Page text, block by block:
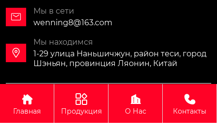

Мы в сети
wenning8@163.com

Мы находимся
1-29 улица Наньшичжун, район теси, город
Шэньян, провинция Ляонин, Китай
Авторское право©ООО Синомали Тяжёлая Машина
Экспортно-импортная компания(Шэньян)

Главная

Продукция

О Нас

Контакты